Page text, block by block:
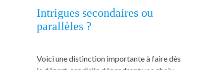
Intrigues secondaires ou
parallèles ?
Voici une distinction importante à faire dès